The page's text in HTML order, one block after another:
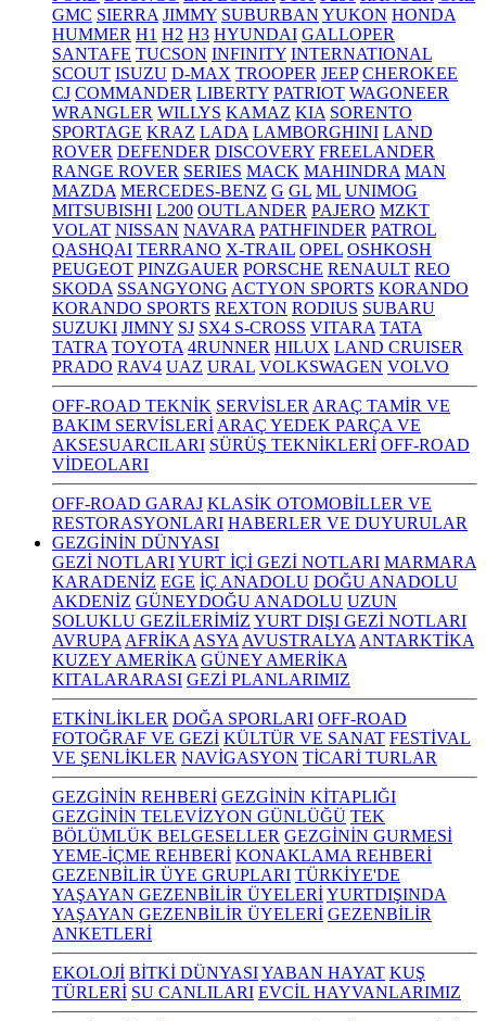
GMC SIERRA JIMMY SUBURBAN YUKON HONDA
HUMMER H1 H2 H3 HYUNDAI GALLOPER
SANTAFE TUCSON INFINITY INTERNATIONAL
SCOUT ISUZU D-MAX TROOPER JEEP CHEROKEE
CJ COMMANDER LIBERTY PATRIOT WAGONEER
WRANGLER WILLYS KAMAZ KIA SORENTO
SPORTAGE KRAZ LADA LAMBORGHINI LAND
ROVER DEFENDER DISCOVERY FREELANDER
RANGE ROVER SERIES MACK MAHINDRA MAN
MAZDA MERCEDES-BENZ G GL ML UNIMOG
MITSUBISHI L200 OUTLANDER PAJERO MZKT
VOLAT NISSAN NAVARA PATHFINDER PATROL
QASHQAI TERRANO X-TRAIL OPEL OSHKOSH
PEUGEOT PINZGAUER PORSCHE RENAULT REO
SKODA SSANGYONG ACTYON SPORTS KORANDO
KORANDO SPORTS REXTON RODIUS SUBARU
SUZUKI JIMNY SJ SX4 S-CROSS VITARA TATA
TATRA TOYOTA 4RUNNER HILUX LAND CRUISER
PRADO RAV4 UAZ URAL VOLKSWAGEN VOLVO
OFF-ROAD TEKNİK SERVİSLER ARAÇ TAMİR VE
BAKIM SERVİSLERİ ARAÇ YEDEK PARÇA VE
AKSESUARCILARI SÜRÜŞ TEKNİKLERİ OFF-ROAD
VİDEOLARI
OFF-ROAD GARAJ KLASİK OTOMOBİLLER VE
RESTORASYONLARI HABERLER VE DUYURULAR
GEZGİNİN DÜNYASI
GEZİ NOTLARIYURT İÇİ GEZİ NOTLARI MARMARA
KARADENİZ EGE İÇ ANADOLU DOĞU ANADOLU
AKDENİZ GÜNEYDOĞU ANADOLU UZUN
SOLUKLU GEZİLERİMİZ YURT DIŞI GEZİ NOTLARI
AVRUPA AFRİKA ASYA AVUSTRALYA ANTARKTİKA
KUZEY AMERİKA GÜNEY AMERİKA
KITALARARASI GEZİ PLANLARIMIZ
ETKİNLİKLER DOĞA SPORLARI OFF-ROAD
FOTOĞRAF VE GEZİ KÜLTÜR VE SANAT FESTİVAL
VE ŞENLİKLER NAVİGASYON TİCARİ TURLAR
GEZGİNİN REHBERİ GEZGİNİN KİTAPLIĞI
GEZGİNİN TELEVİZYON GÜNLÜĞÜ TEK
BÖLÜMLÜK BELGESELLER GEZGİNİN GURMESİ
YEME-İÇME REHBERİ KONAKLAMA REHBERİ
GEZENBİLİR ÜYE GRUPLARI TÜRKİYE'DE
YAŞAYAN GEZENBİLİR ÜYELERİYURTDIŞINDA
YAŞAYAN GEZENBİLİR ÜYELERİ GEZENBİLİR
ANKETLERİ
EKOLOJİ BİTKİ DÜNYASIYABAN HAYAT KUŞ
TÜRLERİ SU CANLILARI EVCİL HAYVANLARIMIZ